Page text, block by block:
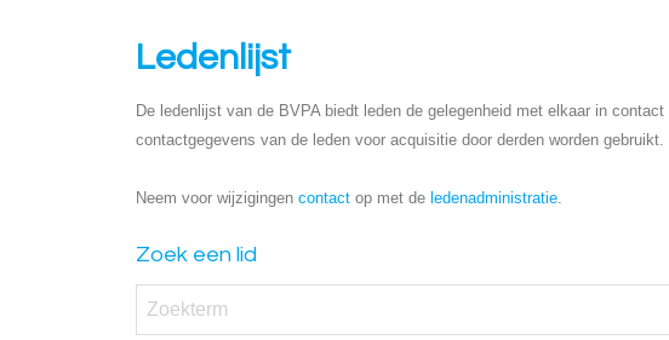
Ledenlijst
De ledenlijst van de BVPA biedt leden de gelegenheid met elkaar in
contactgegevens van de leden voor acquisitie door derden worden gebruikt.
Neem voor wijzigingen contact op met de ledenadministratie.
Zoek een lid